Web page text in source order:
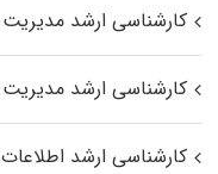
کارشناسی ارشد مدیریت
کارشناسی ارشد مدیریت
کارشناسی ارشد اطلاعات